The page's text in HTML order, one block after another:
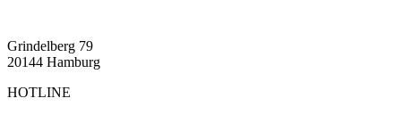
Grindelberg 79
20144 Hamburg
HOTLINE